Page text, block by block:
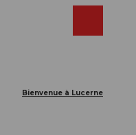
Bienvenue à Lucerne